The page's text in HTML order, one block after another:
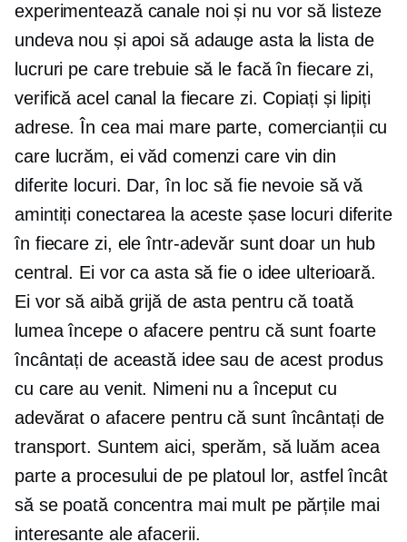
experimentează canale noi și nu vor să listeze
undeva nou și apoi să adauge asta la lista de
lucruri pe care trebuie să le facă în fiecare zi,
verifică acel canal la fiecare zi. Copiați și lipiți
adrese. În cea mai mare parte, comercianții cu
care lucrăm, ei văd comenzi care vin din
diferite locuri. Dar, în loc să fie nevoie să vă
amintiți conectarea la aceste șase locuri diferite
în fiecare zi, ele într-adevăr sunt doar un hub
central. Ei vor ca asta să fie o idee ulterioară.
Ei vor să aibă grijă de asta pentru că toată
lumea începe o afacere pentru că sunt foarte
încântați de această idee sau de acest produs
cu care au venit. Nimeni nu a început cu
adevărat o afacere pentru că sunt încântați de
transport. Suntem aici, sperăm, să luăm acea
parte a procesului de pe platoul lor, astfel încât
să se poată concentra mai mult pe părțile mai
interesante ale afacerii.